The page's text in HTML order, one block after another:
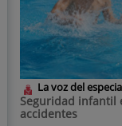
La voz del
Seguridad infantil
accidentes